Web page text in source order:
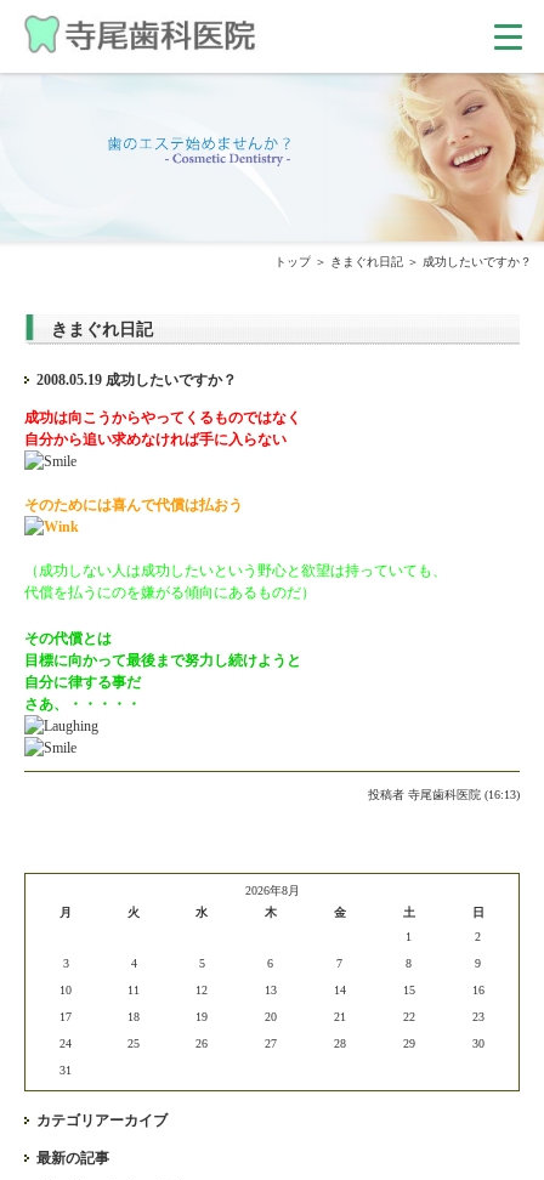
トップ きまぐれ日記 成功したいですか？
きまぐれ日記
2008.05.19 成功したいですか？
成功は向こうからやってくるものではなく
自分から追い求めなければ手に入らない
そのためには喜んで代償は払おう
（成功しない人は成功したいという野心と欲望は持っていても、
代償を払うにのを嫌がる傾向にあるものだ）
その代償とは
目標に向かって最後まで努力し続けようと
自分に律する事だ
さあ、・・・・・
投稿者 寺尾歯科医院 (16:13)
2026年8月
月
火 水 木 金 土
日
1
2
3
4 5 6 7 8
9
10
11 12 13 14 15
16
17
18 19 20 21 22
23
24
25 26 27 28 29
30
31
カテゴリアーカイブ
最新の記事